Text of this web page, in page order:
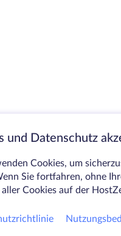
und Datenschutz
Cookies, um
Sie fortfahren, ohne
aller Cookies auf der